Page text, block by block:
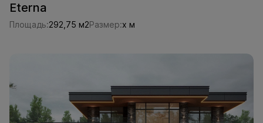
Eterna
Площадь:292,75 м2Размер:x м